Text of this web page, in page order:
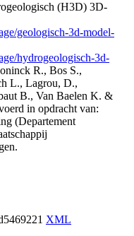
(H3D) 3D-
geologisch-3d-model-
hydrogeologisch-3d-
R., Bos S.,
L., Lagrou, D.,
B., Van Baelen K. &
in opdracht van:
(Departement
XML